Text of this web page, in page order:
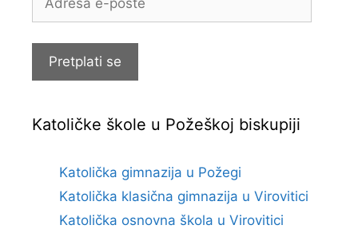
Pretplati se
Katoličke škole u Požeškoj biskupiji
Katolička gimnazija u Požegi
Katolička klasična gimnazija u Virovitici
Katolička osnovna škola u Virovitici